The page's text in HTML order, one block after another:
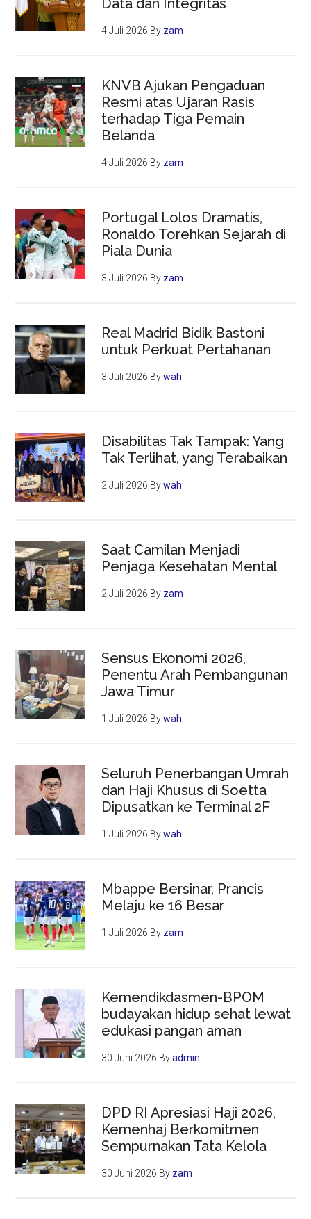
Data dan Integritas
4 Juli 2026 By zam
KNVB Ajukan Pengaduan
Resmi atas Ujaran Rasis
terhadap Tiga Pemain
Belanda
4 Juli 2026 By zam
Portugal Lolos Dramatis,
Ronaldo Torehkan Sejarah di
Piala Dunia
3 Juli 2026 By zam
Real Madrid Bidik Bastoni
untuk Perkuat Pertahanan
3 Juli 2026 Bywah
Disabilitas Tak Tampak: Yang
Tak Terlihat, yang Terabaikan
2 Juli 2026 Bywah
Saat Camilan Menjadi
Penjaga Kesehatan Mental
2 Juli 2026 By zam
Sensus Ekonomi 2026,
Penentu Arah Pembangunan
Jawa Timur
1 Juli 2026 Bywah
Seluruh Penerbangan Umrah
dan Haji Khusus di Soetta
Dipusatkan ke Terminal 2F
1 Juli 2026 Bywah
Mbappe Bersinar, Prancis
Melaju ke 16 Besar
1 Juli 2026 By zam
Kemendikdasmen-BPOM
budayakan hidup sehat lewat
edukasi pangan aman
30 Juni 2026 Byadmin
DPD RI Apresiasi Haji 2026,
Kemenhaj Berkomitmen
Sempurnakan Tata Kelola
30 Juni 2026 By zam